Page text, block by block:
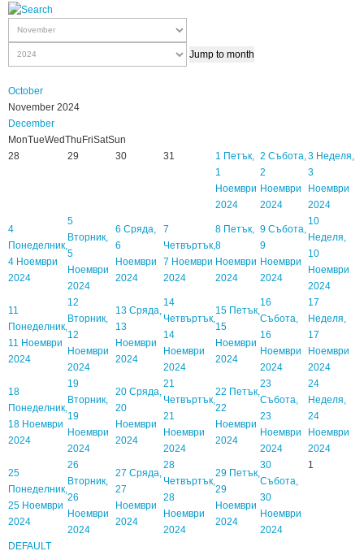
Jump to month
October
November 2024
December
MonTueWedThuFriSatSun
28
29 30 31 1 Петък,
1
Ноември
2024
2 Събота,
2
Ноември
2024
3 Неделя,
3
Ноември
2024
4
Понеделник,
4 Ноември
2024
5
Вторник,
5
Ноември
2024
6 Сряда,
6
Ноември
2024
7
Четвъртък,
7 Ноември
2024
8 Петък,
8
Ноември
2024
9 Събота,
9
Ноември
2024
10
Неделя,
10
Ноември
2024
11
Понеделник,
11 Ноември
2024
12
Вторник,
12
Ноември
2024
13 Сряда,
13
Ноември
2024
14
Четвъртък,
14
Ноември
2024
15 Петък,
15
Ноември
2024
16
Събота,
16
Ноември
2024
17
Неделя,
17
Ноември
2024
18
Понеделник,
18 Ноември
2024
19
Вторник,
19
Ноември
2024
20 Сряда,
20
Ноември
2024
21
Четвъртък,
21
Ноември
2024
22 Петък,
22
Ноември
2024
23
Събота,
23
Ноември
2024
24
Неделя,
24
Ноември
2024
25
Понеделник,
25 Ноември
2024
26
Вторник,
26
Ноември
2024
27 Сряда,
27
Ноември
2024
28
Четвъртък,
28
Ноември
2024
29 Петък,
29
Ноември
2024
30
Събота,
30
Ноември
2024
1
DEFAULT